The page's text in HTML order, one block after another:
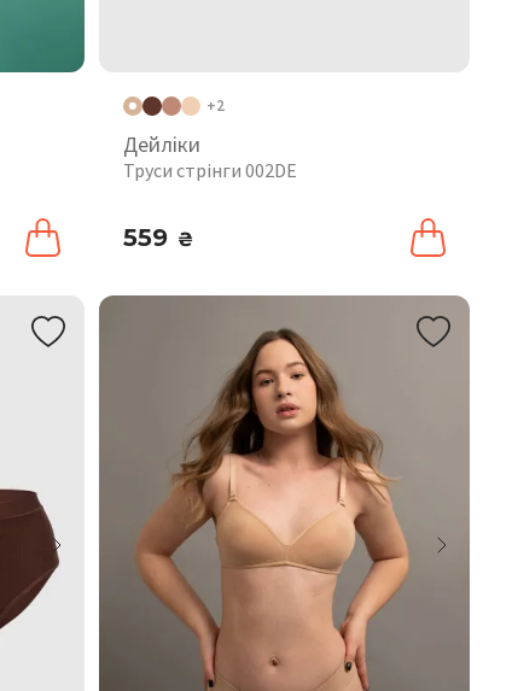
+2
Дейліки
Труси стрінги 002DE
559 ₴